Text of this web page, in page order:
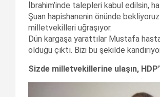
İbrahim’inde talepleri kabul edilsin,
Şuan hapishanenin önünde
milletvekilleri uğraşıyor.
Dün kargaşa yarattılar Mustafa
olduğu çıktı. Bizi bu şekilde
Sizde milletvekillerine ulaşın,